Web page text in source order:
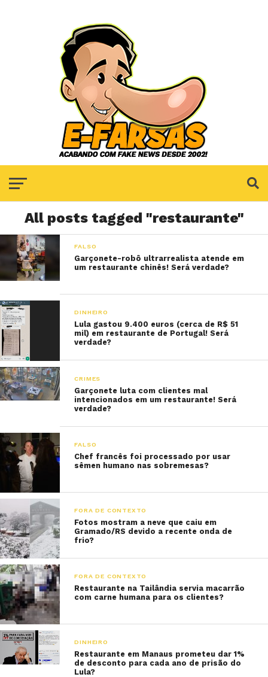
All posts tagged "restaurante"
FALSO
Garçonete-robô ultrarrealista atende em
um restaurante chinês! Será verdade?
DINHEIRO
Lula gastou 9.400 euros (cerca de R$ 51
mil) em restaurante de Portugal! Será
verdade?
CRIMES
Garçonete luta com clientes mal
intencionados em um restaurante! Será
verdade?
FALSO
Chef francês foi processado por usar
sêmen humano nas sobremesas?
FORA DE CONTEXTO
Fotos mostram a neve que caiu em
Gramado/RS devido a recente onda de
frio?
FORA DE CONTEXTO
Restaurante na Tailândia servia macarrão
com carne humana para os clientes?
DINHEIRO
Restaurante em Manaus prometeu dar 1%
de desconto para cada ano de prisão do
Lula?